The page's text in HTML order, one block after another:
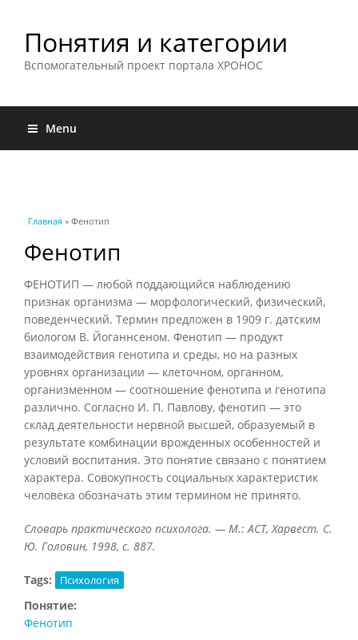
Понятия и категории
Вспомогательный проект портала ХРОНОС
Menu
Вы здесь
Главная » Фенотип
Фенотип
ФЕНОТИП — любой поддающийся наблюдению
признак организма — морфологический, физический,
поведенческий. Термин предложен в 1909 г. датским
биологом В. Йоганнсеном. Фенотип — продукт
взаимодействия генотипа и среды, но на разных
уровнях организации — клеточном, органном,
организменном — соотношение фенотипа и генотипа
различно. Согласно И. П. Павлову, фенотип — это
склад деятельности нервной высшей, образуемый в
результате комбинации врожденных особенностей и
условий воспитания. Это понятие связано с понятием
характера. Совокупность социальных характеристик
человека обозначать этим термином не принято.
Словарь практического психолога. — М.: АСТ, Харвест. С.
Ю. Головин, 1998, с. 887.
Tags: Психология
Понятие:
Фенотип